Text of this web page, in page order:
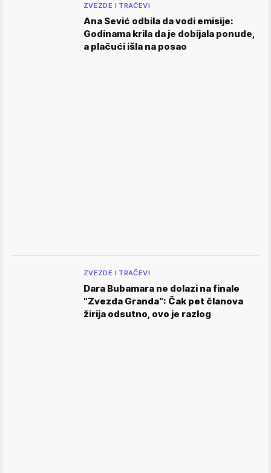
ZVEZDE I TRAČEVI
Ana Sević odbila da vodi emisije:
Godinama krila da je dobijala ponude,
a plačući išla na posao
ZVEZDE I TRAČEVI
Dara Bubamara ne dolazi na finale
"Zvezda Granda": Čak pet članova
žirija odsutno, ovo je razlog